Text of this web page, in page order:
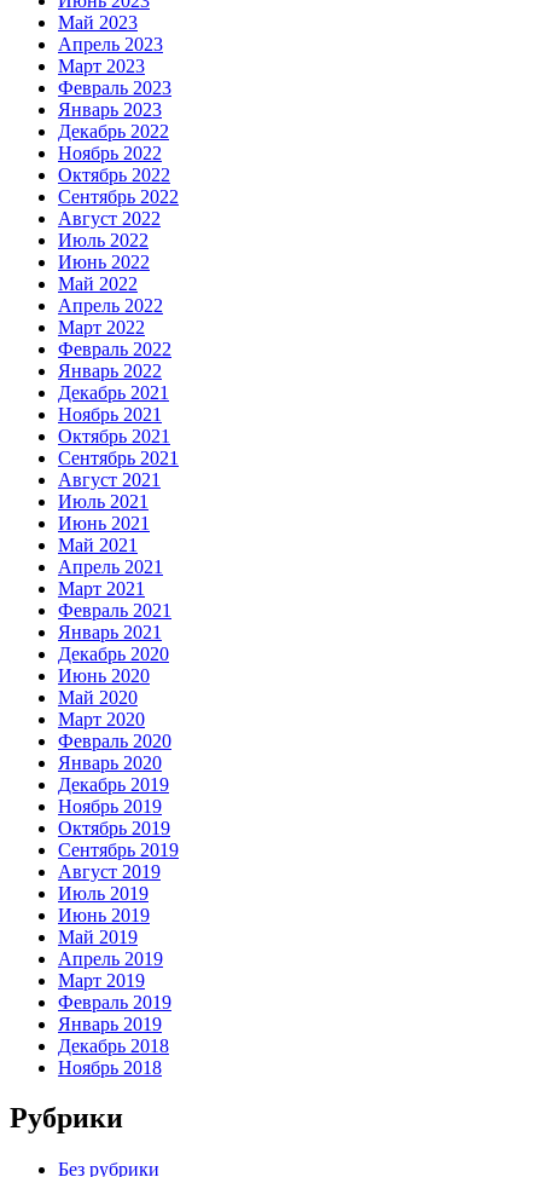
Май 2023
Апрель 2023
Март 2023
Февраль 2023
Январь 2023
Декабрь 2022
Ноябрь 2022
Октябрь 2022
Сентябрь 2022
Август 2022
Июль 2022
Июнь 2022
Май 2022
Апрель 2022
Март 2022
Февраль 2022
Январь 2022
Декабрь 2021
Ноябрь 2021
Октябрь 2021
Сентябрь 2021
Август 2021
Июль 2021
Июнь 2021
Май 2021
Апрель 2021
Март 2021
Февраль 2021
Январь 2021
Декабрь 2020
Июнь 2020
Май 2020
Март 2020
Февраль 2020
Январь 2020
Декабрь 2019
Ноябрь 2019
Октябрь 2019
Сентябрь 2019
Август 2019
Июль 2019
Июнь 2019
Май 2019
Апрель 2019
Март 2019
Февраль 2019
Январь 2019
Декабрь 2018
Ноябрь 2018
Рубрики
Без рубрики